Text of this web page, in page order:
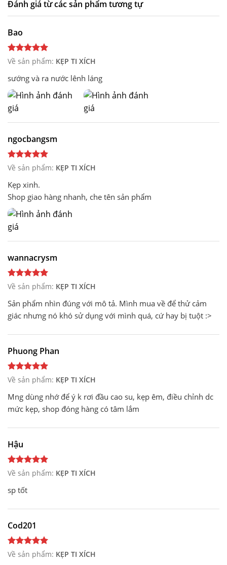
Đánh giá từ các sản phẩm tương tự
Bao
Về sản phẩm: KẸP TI XÍCH
sướng và ra nước lênh láng
ngocbangsm
Về sản phẩm: KẸP TI XÍCH
Kẹp xinh.
Shop giao hàng nhanh, che tên sản phẩm
wannacrysm
Về sản phẩm: KẸP TI XÍCH
Sản phẩm nhìn đúng với mô tả. Mình mua về để thử cảm
giác nhưng nó khó sử dụng với mình quá, cứ hay bị tuột :>
Phuong Phan
Về sản phẩm: KẸP TI XÍCH
Mng dùng nhớ để ý k rơi đầu cao su, kẹp êm, điều chỉnh dc
mức kẹp, shop đóng hàng có tâm lắm
Hậu
Về sản phẩm: KẸP TI XÍCH
sp tốt
Cod201
Về sản phẩm: KẸP TI XÍCH